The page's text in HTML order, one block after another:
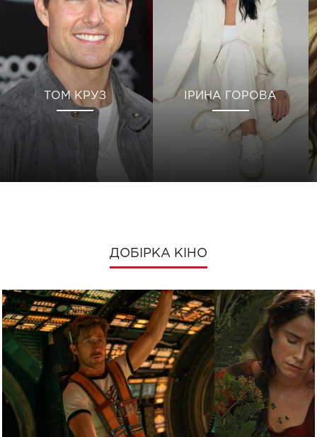
ТОМ КРУЗ ІРИНА ГОРОВА
ДОБІРКА КІНО